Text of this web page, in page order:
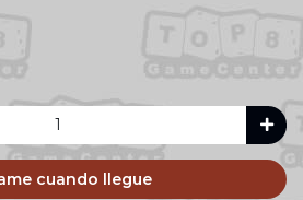
cuando llegue